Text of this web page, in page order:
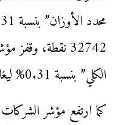
الكلي” بنسبة 0.31% ليغلق عند مستوى 11428 نقطة.
كما ارتفع مؤشر